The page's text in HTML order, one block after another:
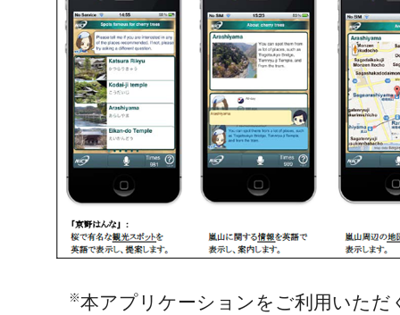
※本アプリケーションをご利用いただ